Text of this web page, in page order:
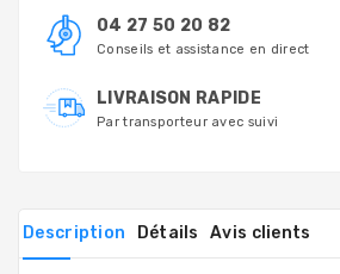
04 27 50 20 82
Conseils et assistance en direct
LIVRAISON RAPIDE
Par transporteur avec suivi
Description Détails Avis clients